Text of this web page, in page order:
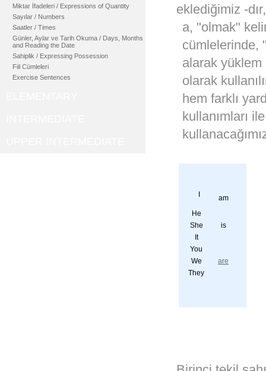
Miktar İfadeleri / Expressions of Quantity
Sayılar / Numbers
Saatler / Times
Günler, Aylar ve Tarih Okuma / Days, Months
and Reading the Date
Sahiplik / Expressing Possession
Fiil Cümleleri
Exercise Sentences
eklediğimiz -
a, "olmak"
cümlelerinde,
alarak yüklem
olarak
hem farklı
kullanımları
am
He
She
It
is
You
We
They
are